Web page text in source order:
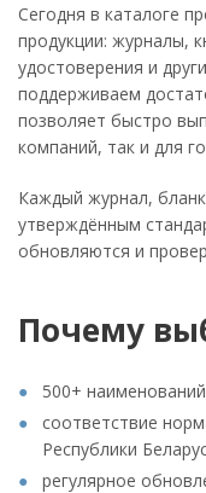
Сегодня в каталоге
продукции: журналы,
удостоверения и
поддерживаем
позволяет быстро
компаний, так и для
Каждый журнал,
утверждённым
обновляются и
Почему
500+
соответствие
Республики
регулярное